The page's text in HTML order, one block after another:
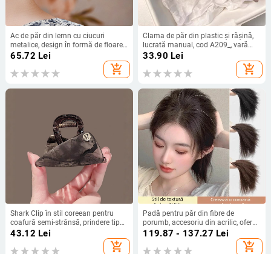
Ac de păr din lemn cu ciucuri
metalice, design în formă de floare,
stil simplu, accesorii pentru coc,
65.72 Lei
add_shopping_cart
Clama de păr din plastic și rășină,
lucrată manual, cod A209_, vară
2025, stil chic
33.90 Lei
add_shopping_cart
Shark Clip în stil coreean pentru
coafură semi-strânsă, prindere tip
gripper, lucrat manual, origine:
43.12 Lei
add_shopping_cart
Padă pentru păr din fibre de
porumb, accesoriu din acrilic, oferă
volum la creștet, invizibilă, pufoasă
119.87 - 137.27 Lei
add_shopping_cart